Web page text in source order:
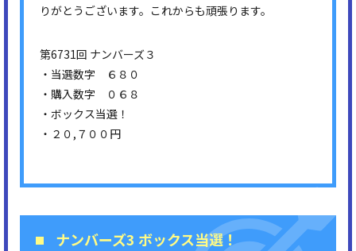
りがとうございます。これからも頑張ります。
第6731回 ナンバーズ３
・当選数字 ６８０
・購入数字 ０６８
・ボックス当選！
・２０,７００円
ナンバーズ3 ボックス当選！